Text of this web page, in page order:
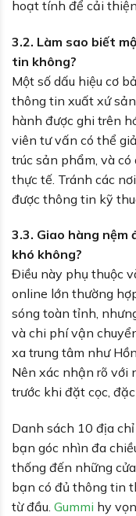
hoạt tính để cải
3.2. Làm sao biết
tin không?
Một số dấu hiệu cơ
thông tin xuất xứ
hành được ghi trên
viên tư vấn có thể
trúc sản phẩm, và
thực tế. Tránh các
được thông tin kỹ
3.3. Giao hàng nệm
khó không?
Điều này phụ thuộc
online lớn thường
sóng toàn tỉnh,
và chi phí vận
xa trung tâm như
Nên xác nhận rõ với
trước khi đặt cọc,
Danh sách 10 địa
bạn góc nhìn đa
thống đến những
bạn có đủ thông tin
từ đầu. Gummi hy